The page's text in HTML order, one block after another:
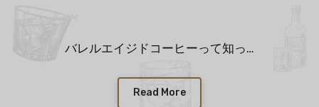
ーと珈琲の新しい関係
バレルエイジドコーヒーって知っ…
Read More